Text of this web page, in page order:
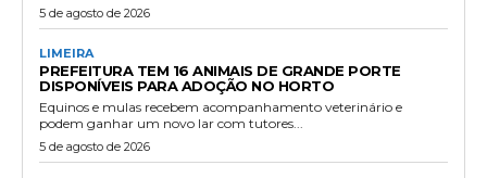
5 de agosto de 2026
LIMEIRA
PREFEITURA TEM 16 ANIMAIS DE GRANDE PORTE
DISPONÍVEIS PARA ADOÇÃO NO HORTO
Equinos e mulas recebem acompanhamento veterinário e
podem ganhar um novo lar com tutores...
5 de agosto de 2026